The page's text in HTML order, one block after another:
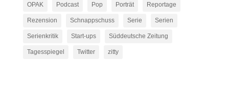
OPAK Podcast Pop Porträt Reportage
Rezension Schnappschuss Serie Serien
Serienkritik Start-ups Süddeutsche Zeitung
Tagesspiegel Twitter zitty